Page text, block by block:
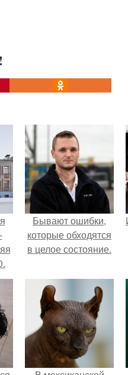
Бывают ошибки,
которые обходятся
в целое состояние.